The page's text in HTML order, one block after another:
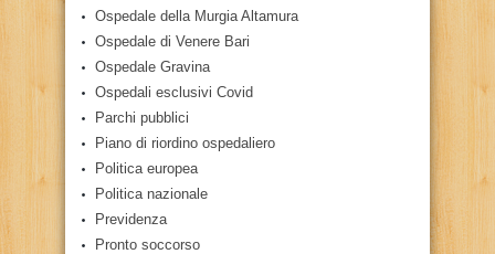
Ospedale della Murgia Altamura
Ospedale di Venere Bari
Ospedale Gravina
Ospedali esclusivi Covid
Parchi pubblici
Piano di riordino ospedaliero
Politica europea
Politica nazionale
Previdenza
Pronto soccorso